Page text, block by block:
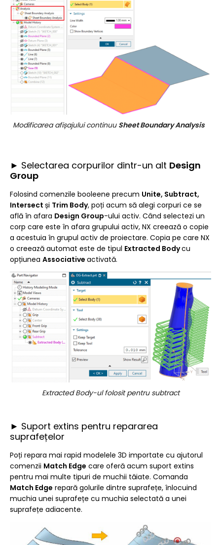
Modificarea afișajului continuu Sheet Boundary Analysis
► Selectarea corpurilor dintr-un alt Design
Group
Folosind comenzile booleene precum Unite, Subtract,
Intersect și Trim Body, poți acum să alegi corpuri ce se
află în afara Design Group-ului activ. Când selectezi un
corp care este în afara grupului activ, NX creează o copie
a acestuia în grupul activ de proiectare. Copia pe care NX
o creează automat este de tipul Extracted Bodycu
opțiunea Associative activată.
Extracted Body-ul folosit pentru subtract
► Suport extins pentru repararea
suprafețelor
Poți repara mai rapid modelele 3D importate cu ajutorul
comenzii Match Edge care oferă acum suport extins
pentru mai multe tipuri de muchii tăiate. Comanda
Match Edge repară golurile dintre suprafețe, înlocuind
muchia unei suprafețe cu muchia selectată a unei
suprafețe adiacente.